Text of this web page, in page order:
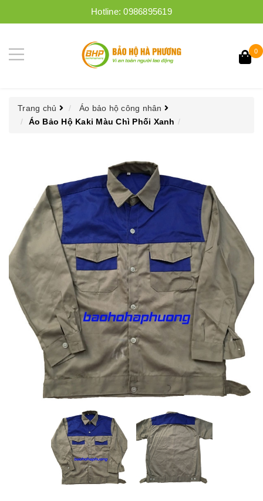
Hotline:0986895619
0
Trang chủ
Áo bảo hộ công nhân
Áo Bảo Hộ Kaki Màu Chì Phối Xanh